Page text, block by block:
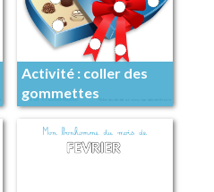
Activité : coller des
gommettes